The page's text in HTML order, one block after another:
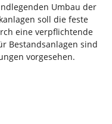
Umbau der
soll die feste
eine verpflichtende
Bestandsanlagen sind
vorgesehen.